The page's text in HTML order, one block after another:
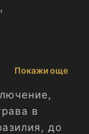
,
Покажи още
в
до